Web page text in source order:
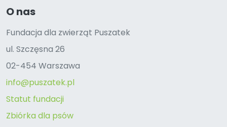
O nas
Fundacja dla zwierząt Puszatek
ul. Szczęsna 26
02-454 Warszawa
info@puszatek.pl
Statut fundacji
Zbiórka dla psów